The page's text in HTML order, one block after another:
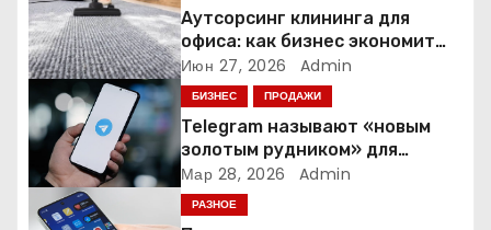
о
з
а
п
и
Аутсорсинг клининга для
офиса: как бизнес экономит
время и деньги на уборке
Июн 27, 2026 Admin
БИЗНЕС ПРОДАЖИ
Telegram называют «новым
золотым рудником» для
креаторов: как блогеры
создают онлайн-бизнес
Мар 28, 2026 Admin
РАЗНОЕ